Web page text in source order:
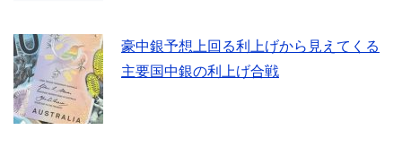
豪中銀予想上回る利上げから見えてくる
主要国中銀の利上げ合戦